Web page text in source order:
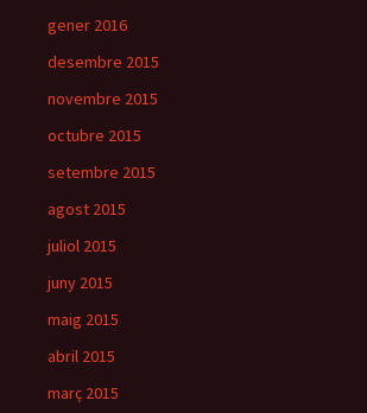
gener 2016
desembre 2015
novembre 2015
octubre 2015
setembre 2015
agost 2015
juliol 2015
juny 2015
maig 2015
abril 2015
març 2015